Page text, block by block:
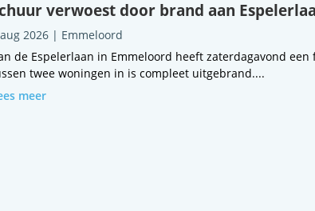
verwoest door brand aan
2026| Emmeloord
de Espelerlaan in Emmeloord heeft zaterdagavond
twee woningen in is compleet uitgebrand....
meer